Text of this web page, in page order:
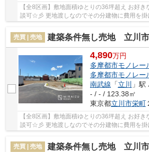
【全8区画】敷地面積ゆとりの36坪超え お好
談可☆彡 更地渡しなのでその分建物に費用を掛
イホームを一緒に考えませんか？？ とても開...
売買 | 売地
建築条件無し売地 立川市栄町
4,890万円
多摩都市モノレー
多摩都市モノレー
南武線 「立川
」駅 バス
- / - / 123.38㎡
東京都立川市栄町
【全8区画】敷地面積ゆとりの36坪超え お好
談可☆彡 更地渡しなのでその分建物に費用を掛
イホームを一緒に考えませんか？？ とても開...
売買 | 売地
建築条件無し売地 立川市栄町